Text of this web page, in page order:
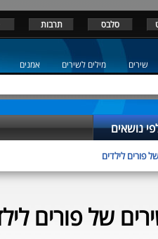
סלבס תרבות
שירים מילים לשירים אמנים
נושאים
פורים לילדים
של פורים